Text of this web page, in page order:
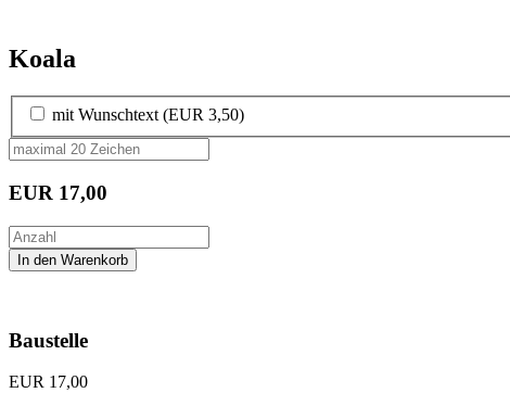
Koala
mit Wunschtext (EUR 3,50)
EUR 17,00
Baustelle
EUR 17,00